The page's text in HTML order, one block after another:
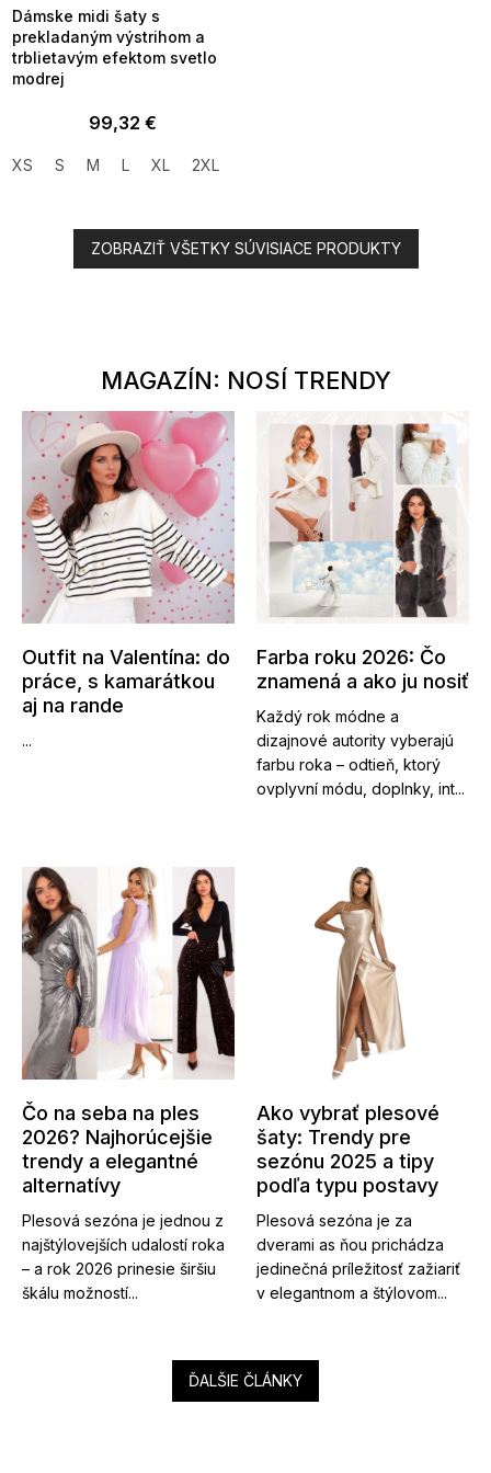
Dámske midi šaty s
prekladaným výstrihom a
trblietavým efektom svetlo
modrej
99,32 €
XS S M L XL 2XL
ZOBRAZIŤ VŠETKY SÚVISIACE PRODUKTY
MAGAZÍN: NOSÍ TRENDY
Outfit na Valentína: do
práce, s kamarátkou
aj na rande
...
Farba roku 2026: Čo
znamená a ako ju nosiť
Každý rok módne a
dizajnové autority vyberajú
farbu roka – odtieň, ktorý
ovplyvní módu, doplnky, int...
Čo na seba na ples
2026? Najhorúcejšie
trendy a elegantné
alternatívy
Plesová sezóna je jednou z
najštýlovejších udalostí roka
– a rok 2026 prinesie širšiu
škálu možností...
Ako vybrať plesové
šaty: Trendy pre
sezónu 2025 a tipy
podľa typu postavy
Plesová sezóna je za
dverami as ňou prichádza
jedinečná príležitosť zažiariť
v elegantnom a štýlovom...
ĎALŠIE ČLÁNKY